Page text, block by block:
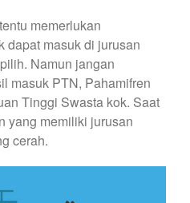
memerlukan
dapat masuk di jurusan
Namun jangan
masuk PTN, Pahamifren
Tinggi Swasta kok. Saat
yang memiliki jurusan
cerah.